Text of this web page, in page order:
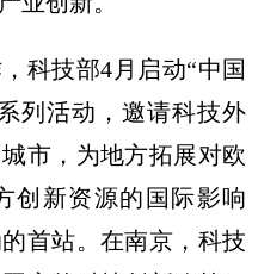
科技部4月启动“中国
列活动，邀请科技外
市，为地方拓展对欧
创新资源的国际影响
首站。在南京，科技